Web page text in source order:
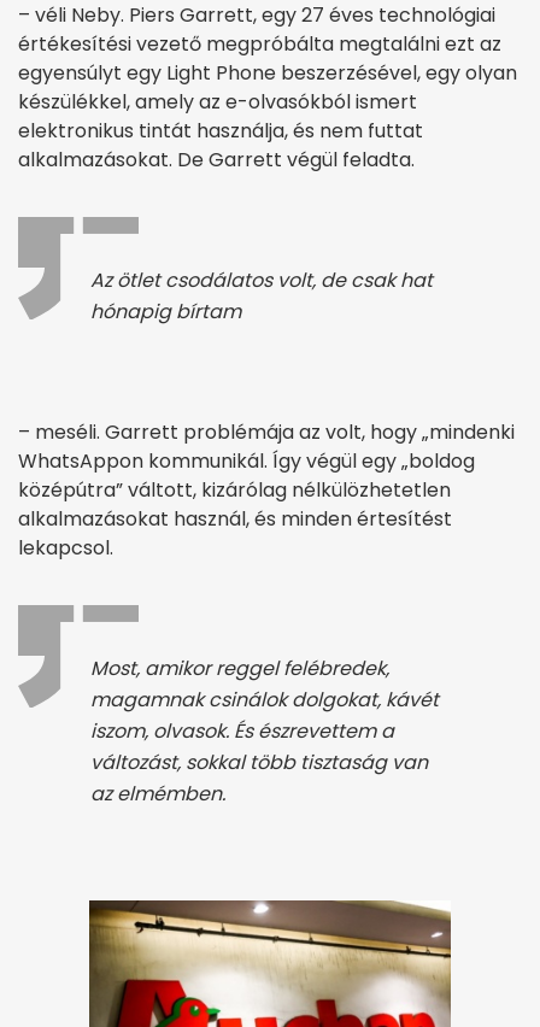
– véli Neby. Piers Garrett, egy 27 éves technológiai
értékesítési vezető megpróbálta megtalálni ezt az
egyensúlyt egy Light Phone beszerzésével, egy olyan
készülékkel, amely az e-olvasókból ismert
elektronikus tintát használja, és nem futtat
alkalmazásokat. De Garrett végül feladta.
Az ötlet csodálatos volt, de csak hat
hónapig bírtam
– meséli. Garrett problémája az volt, hogy „mindenki
WhatsAppon kommunikál. Így végül egy „boldog
középútra” váltott, kizárólag nélkülözhetetlen
alkalmazásokat használ, és minden értesítést
lekapcsol.
Most, amikor reggel felébredek,
magamnak csinálok dolgokat, kávét
iszom, olvasok. És észrevettem a
változást, sokkal több tisztaság van
az elmémben.